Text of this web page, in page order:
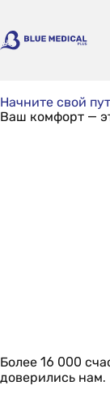
Начните свой
Ваш комфорт —
Более 16 000
доверились нам.